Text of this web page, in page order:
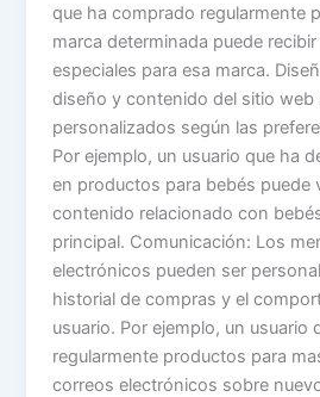
que ha comprado regularmente
marca determinada puede
especiales para esa marca.
diseño y contenido del sitio web
personalizados según las
Por ejemplo, un usuario que ha
en productos para bebés puede
contenido relacionado con
principal. Comunicación: Los
electrónicos pueden ser
historial de compras y el
usuario. Por ejemplo, un usuario
regularmente productos para
correos electrónicos sobre